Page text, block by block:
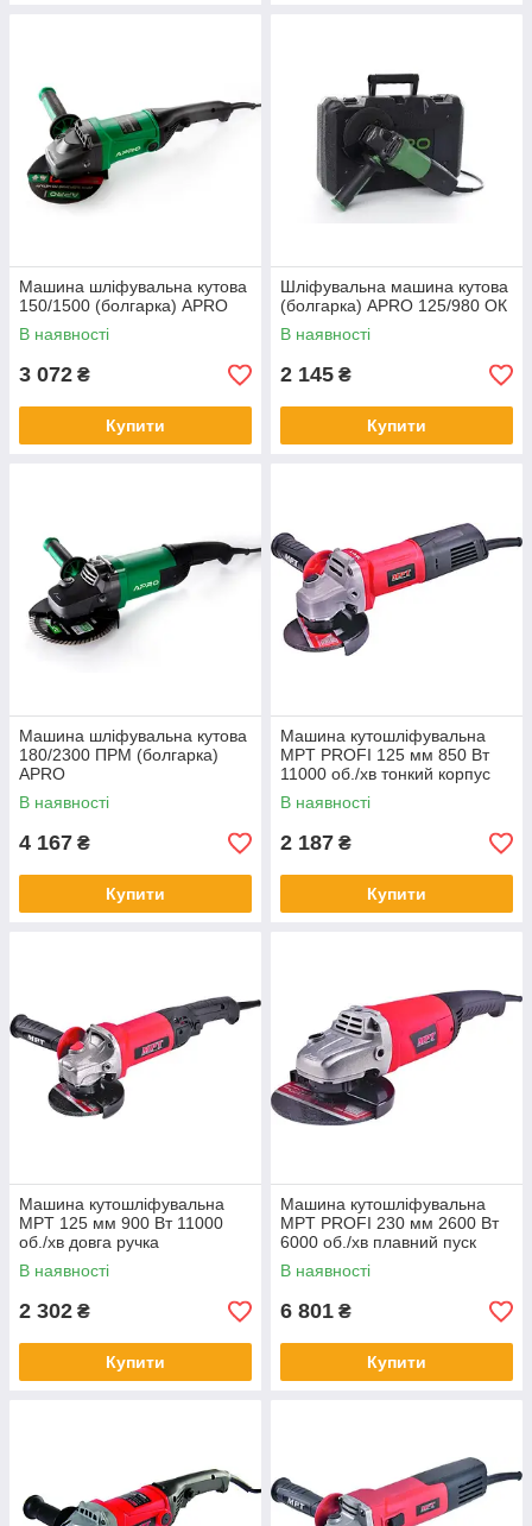
Машина шліфувальна кутова
150/1500 (болгарка) APRO
В наявності
3 072 ₴
Купити
Шліфувальна машина кутова
(болгарка) APRO 125/980 ОК
В наявності
2 145 ₴
Купити
Машина шліфувальна кутова
180/2300 ПРМ (болгарка)
APRO
В наявності
4 167 ₴
Купити
Машина кутошліфувальна
MPT PROFI 125 мм 850 Вт
11000 об./хв тонкий корпус
MAG8503
В наявності
2 187 ₴
Купити
Машина кутошліфувальна
MPT 125 мм 900 Вт 11000
об./хв довга ручка
MAGL9003.02
В наявності
2 302 ₴
Купити
Машина кутошліфувальна
MPT PROFI 230 мм 2600 Вт
6000 об./хв плавний пуск
підшипники C&U MAG2303
В наявності
6 801 ₴
Купити